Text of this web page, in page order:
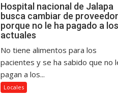
Hospital nacional de Jalapa
busca cambiar de
porque no le ha pagado a los
actuales
No tiene alimentos para los
pacientes y se ha sabido que no
pagan a los...
Locales